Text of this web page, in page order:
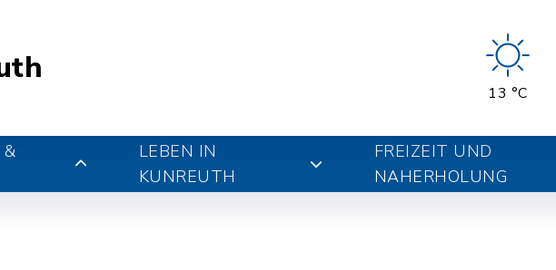
13 °C
&
LEBEN IN
KUNREUTH
FREIZEIT UND
NAHERHOLUNG